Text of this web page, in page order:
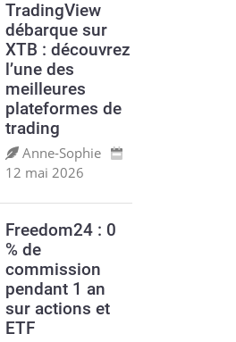
TradingView
débarque sur
XTB : découvrez
l’une des
meilleures
plateformes de
trading
Anne‑Sophie
12 mai 2026
Freedom24 : 0
% de
commission
pendant 1 an
sur actions et
ETF